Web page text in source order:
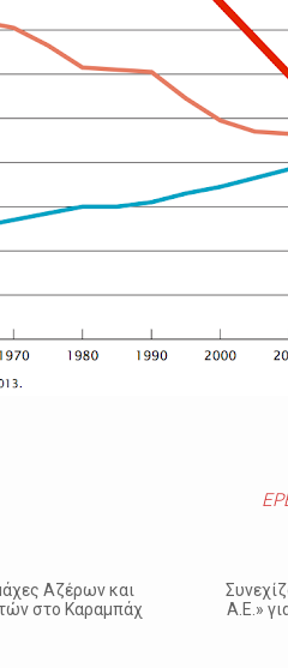
Αζέρων και
στο Καραμπάχ
Α.Ε.»